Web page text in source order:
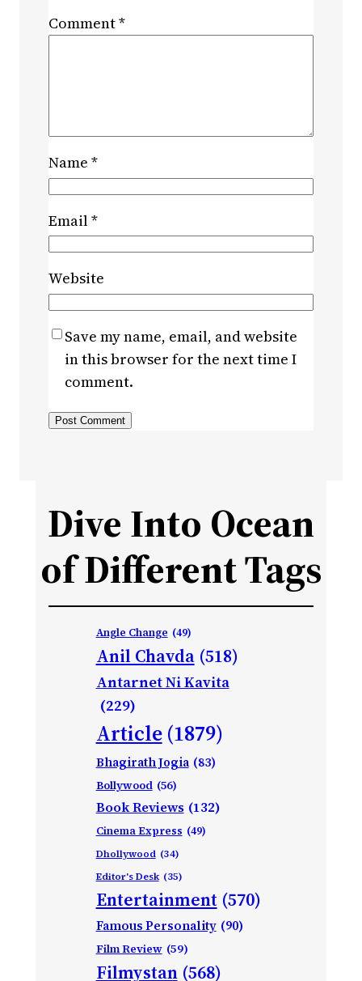
Comment*
Name *
Email*
Website
Save my name, email, and website
in this browser for the next time I
comment.
Dive Into Ocean
of Different Tags
Angle Change (49)
Anil Chavda (518)
Antarnet Ni Kavita
(229)
Article (1879)
Bhagirath Jogia (83)
Bollywood (56)
Book Reviews (132)
Cinema Express (49)
Dhollywood (34)
Editor's Desk (35)
Entertainment (570)
Famous Personality (90)
Film Review (59)
Filmystan (568)